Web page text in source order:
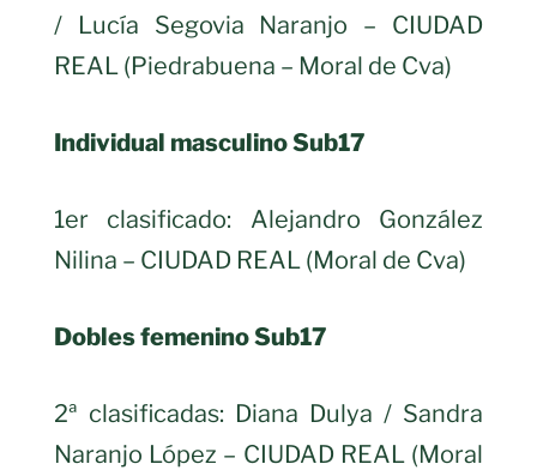
/ Lucía Segovia Naranjo – CIUDAD
REAL (Piedrabuena – Moral de Cva)
Individual masculino Sub17
1er clasificado: Alejandro González
Nilina – CIUDAD REAL (Moral de Cva)
Dobles femenino Sub17
2ª clasificadas: Diana Dulya / Sandra
Naranjo López – CIUDAD REAL (Moral